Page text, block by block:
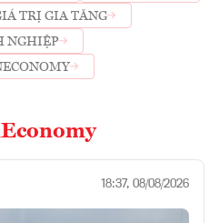
TRỊ GIA TĂNG
NGHIỆP
18:37, 08/08/2026